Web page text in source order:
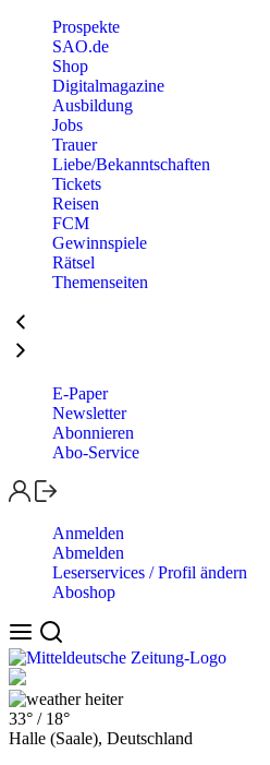
Prospekte
SAO.de
Shop
Digitalmagazine
Ausbildung
Jobs
Trauer
Liebe/Bekanntschaften
Tickets
Reisen
FCM
Gewinnspiele
Rätsel
Themenseiten
E-Paper
Newsletter
Abonnieren
Abo-Service
Anmelden
Abmelden
Leserservices / Profil ändern
Aboshop
heiter
33° / 18°
Halle (Saale), Deutschland